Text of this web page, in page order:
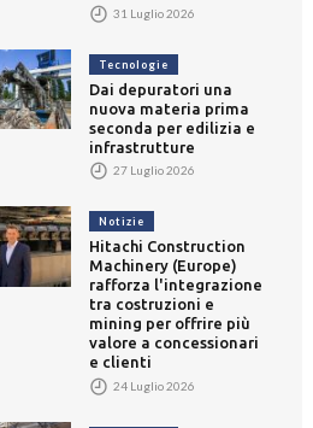
31 Luglio 2026
Tecnologie
Dai depuratori una
nuova materia prima
seconda per edilizia e
infrastrutture
27 Luglio 2026
Notizie
Hitachi Construction
Machinery (Europe)
rafforza l'integrazione
tra costruzioni e
mining per offrire più
valore a concessionari
e clienti
24 Luglio 2026